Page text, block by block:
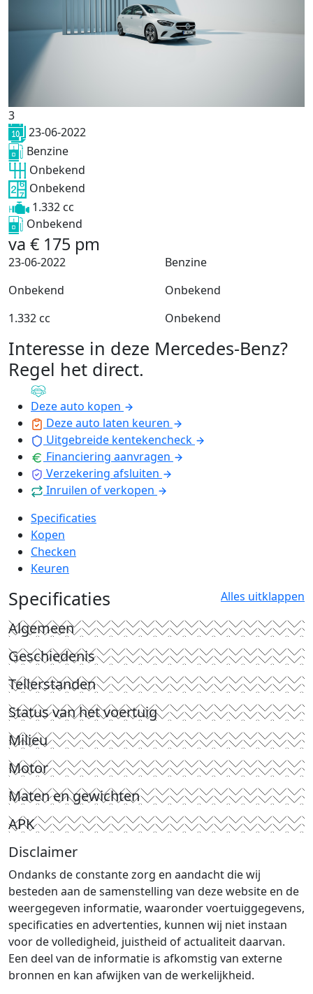
3
23-06-2022
Benzine
Onbekend
Onbekend
1.332 cc
Onbekend
va € 175 pm
23-06-2022
Benzine
Onbekend
Onbekend
1.332 cc
Onbekend
Interesse in deze Mercedes-Benz?
Regel het direct.
Deze auto kopen
Deze auto laten keuren
Uitgebreide kentekencheck
Financiering aanvragen
Verzekering afsluiten
Inruilen of verkopen
Specificaties
Kopen
Checken
Keuren
Specificaties Alles uitklappen
Algemeen
Geschiedenis
Tellerstanden
Status van het voertuig
Milieu
Motor
Maten en gewichten
APK
Disclaimer
Ondanks de constante zorg en aandacht die wij
besteden aan de samenstelling van deze website en de
weergegeven informatie, waaronder voertuiggegevens,
specificaties en advertenties, kunnen wij niet instaan
voor de volledigheid, juistheid of actualiteit daarvan.
Een deel van de informatie is afkomstig van externe
bronnen en kan afwijken van de werkelijkheid.